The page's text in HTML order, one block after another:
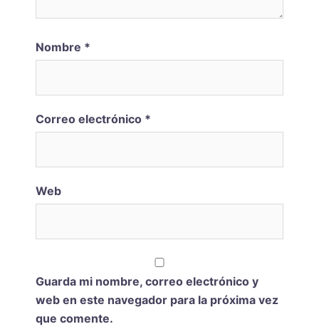
Nombre *
Correo electrónico *
Web
Guarda mi nombre, correo electrónico y
web en este navegador para la próxima vez
que comente.